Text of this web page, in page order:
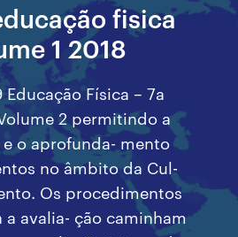
fisica
1 2018
Educação Física – 7a
2 permitindo a
o aprofunda- mento
no âmbito da Cul-
Os procedimentos
avalia- ção caminham